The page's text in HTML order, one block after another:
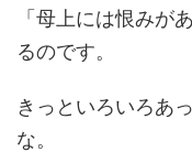
「母上には恨みが
るのです。
きっといろいろあ
な。